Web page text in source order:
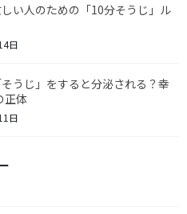
い人のための「10分そうじ」ル
日
うじ」をすると分泌される？幸
正体
日